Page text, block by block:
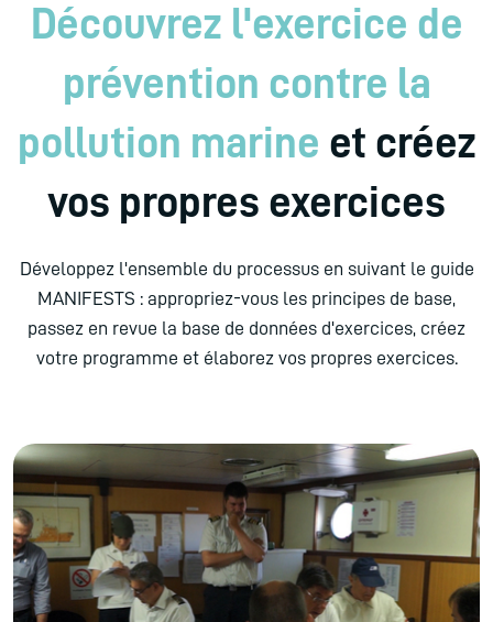
Découvrez l'exercice de
prévention contre la
pollution marine et créez
vos propres exercices
Développez l'ensemble du processus en suivant le guide
MANIFESTS : appropriez-vous les principes de base,
passez en revue la base de données d'exercices, créez
votre programme et élaborez vos propres exercices.